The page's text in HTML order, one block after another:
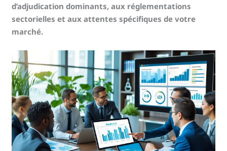
d’adjudication dominants, aux réglementations
sectorielles et aux attentes spécifiques de votre
marché.